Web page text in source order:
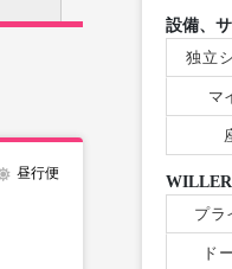
昼行便
設備、
独立
マ
WILLER
プラ
ド